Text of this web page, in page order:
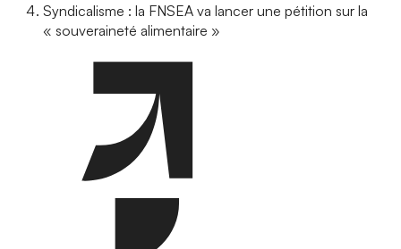
Syndicalisme : la FNSEA va lancer une pétition sur la
« souveraineté alimentaire »